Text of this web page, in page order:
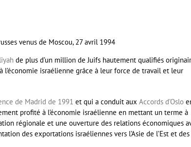
venus de Moscou, 27 avril 1994
de plus d’un million de Juifs hautement qualifiés
l’économie israélienne grâce à leur force de travail et leur
de Madrid de 1991 et qui a conduit aux Accords d’Oslo
profité à l’économie israélienne en mettant un terme à
régionale et une ouverture des relations économiques
des exportations israéliennes vers l’Asie de l’Est et des